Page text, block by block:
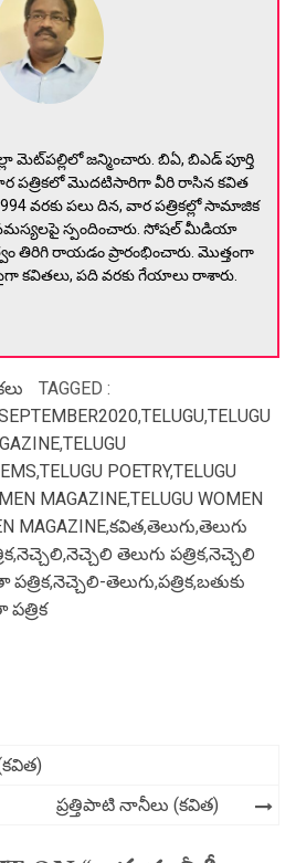
మెట్‌పల్లిలో జన్మించారు. బిఏ, బిఎడ్‌ పూర్తి
వార పత్రికలో మొదటిసారిగా వీరి రాసిన కవిత
వరకు పలు దిన, వార పత్రికల్లో సామాజిక
స్పందించారు. సోషల్‌ మీడియా
తిరిగి రాయడం ప్రారంభించారు. మొత్తంగా
కవితలు, పది వరకు గేయాలు రాశారు.
TAGGED :
,TELUGU,TELUGU
,TELUGU
,TELUGU POETRY,TELUGU
MAGAZINE,TELUGU WOMEN
MAGAZINE,కవిత,తెలుగు,తెలుగు
,నెచ్చెలి,నెచ్చెలి తెలుగు పత్రిక,నెచ్చెలి
పత్రిక,నెచ్చెలి-తెలుగు,పత్రిక,బతుకు
ప్రత్తిపాటి నానీలు (కవిత)